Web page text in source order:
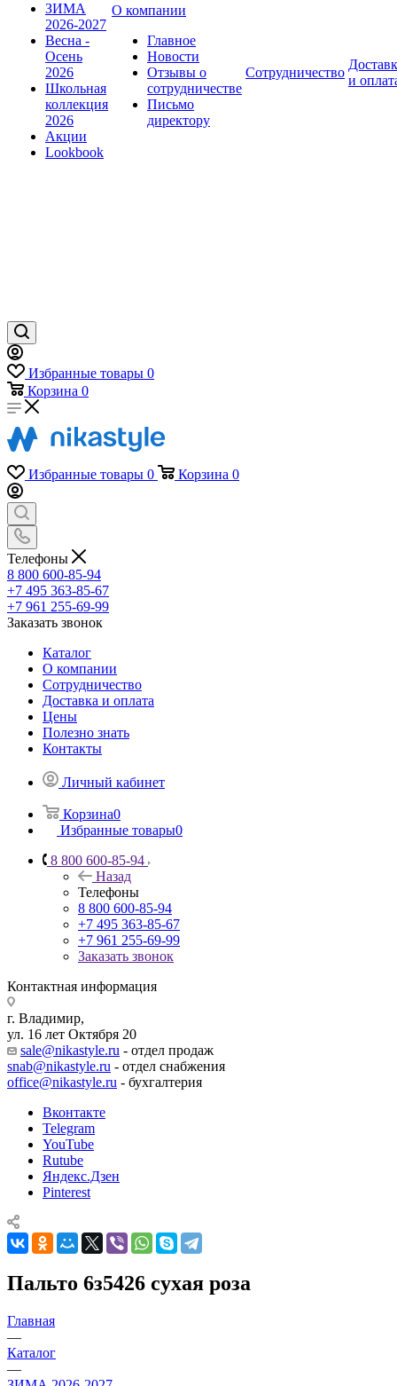
ЗИМА
2026-2027
Весна -
Осень
2026
Школьная
коллекция
2026
Акции
Lookbook
О компании
Главное
Новости
Отзывы о
сотрудничестве
Письмо
директору
Сотрудничество
и
Избранные товары 0
Корзина 0
Избранные товары 0 Корзина 0
Телефоны
8 800 600-85-94
+7 495 363-85-67
+7 961 255-69-99
Заказать звонок
Каталог
О компании
Сотрудничество
Доставка и оплата
Цены
Полезно знать
Контакты
Личный кабинет
Корзина0
Избранные товары0
8 800 600-85-94
Назад
Телефоны
8 800 600-85-94
+7 495 363-85-67
+7 961 255-69-99
Заказать звонок
Контактная информация
г. Владимир,
ул. 16 лет Октября 20
sale@nikastyle.ru - отдел продаж
snab@nikastyle.ru - отдел снабжения
office@nikastyle.ru - бухгалтерия
Вконтакте
Telegram
YouTube
Rutube
Яндекс.Дзен
Pinterest
Пальто 6з5426 сухая роза
Главная
—
Каталог
—